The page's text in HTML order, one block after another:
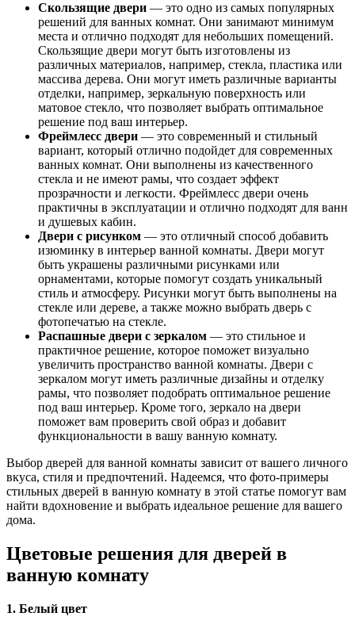
Скользящие двери — это одно из самых популярных
решений для ванных комнат. Они занимают минимум
места и отлично подходят для небольших помещений.
Скользящие двери могут быть изготовлены из
различных материалов, например, стекла, пластика или
массива дерева. Они могут иметь различные варианты
отделки, например, зеркальную поверхность или
матовое стекло, что позволяет выбрать оптимальное
решение под ваш интерьер.
Фреймлесс двери — это современный и стильный
вариант, который отлично подойдет для современных
ванных комнат. Они выполнены из качественного
стекла и не имеют рамы, что создает эффект
прозрачности и легкости. Фреймлесс двери очень
практичны в эксплуатации и отлично подходят для ванн
и душевых кабин.
Двери с рисунком — это отличный способ добавить
изюминку в интерьер ванной комнаты. Двери могут
быть украшены различными рисунками или
орнаментами, которые помогут создать уникальный
стиль и атмосферу. Рисунки могут быть выполнены на
стекле или дереве, а также можно выбрать дверь с
фотопечатью на стекле.
Распашные двери с зеркалом — это стильное и
практичное решение, которое поможет визуально
увеличить пространство ванной комнаты. Двери с
зеркалом могут иметь различные дизайны и отделку
рамы, что позволяет подобрать оптимальное решение
под ваш интерьер. Кроме того, зеркало на двери
поможет вам проверить свой образ и добавит
функциональности в вашу ванную комнату.
Выбор дверей для ванной комнаты зависит от вашего личного
вкуса, стиля и предпочтений. Надеемся, что фото-примеры
стильных дверей в ванную комнату в этой статье помогут вам
найти вдохновение и выбрать идеальное решение для вашего
дома.
Цветовые решения для дверей в
ванную комнату
1. Белый цвет